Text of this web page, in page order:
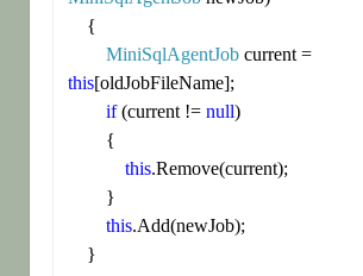
MiniSqlAgentJob
current =
this[oldJobFileName];
if (current != null)
this.Remove(current);
this.Add(newJob);